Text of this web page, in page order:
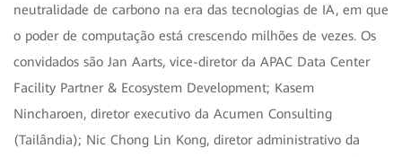
neutralidade de carbono na era das tecnologias de IA, em que
o poder de computação está crescendo milhões de vezes. Os
convidados são Jan Aarts, vice-diretor da APAC Data Center
Facility Partner & Ecosystem Development; Kasem
Nincharoen, diretor executivo da Acumen Consulting
(Tailândia); Nic Chong Lin Kong, diretor administrativo da